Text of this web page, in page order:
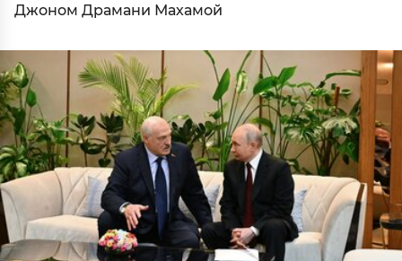
Джоном Драмани Махамой